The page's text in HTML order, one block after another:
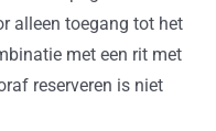
alleen toegang tot het
met een rit met
reserveren is niet